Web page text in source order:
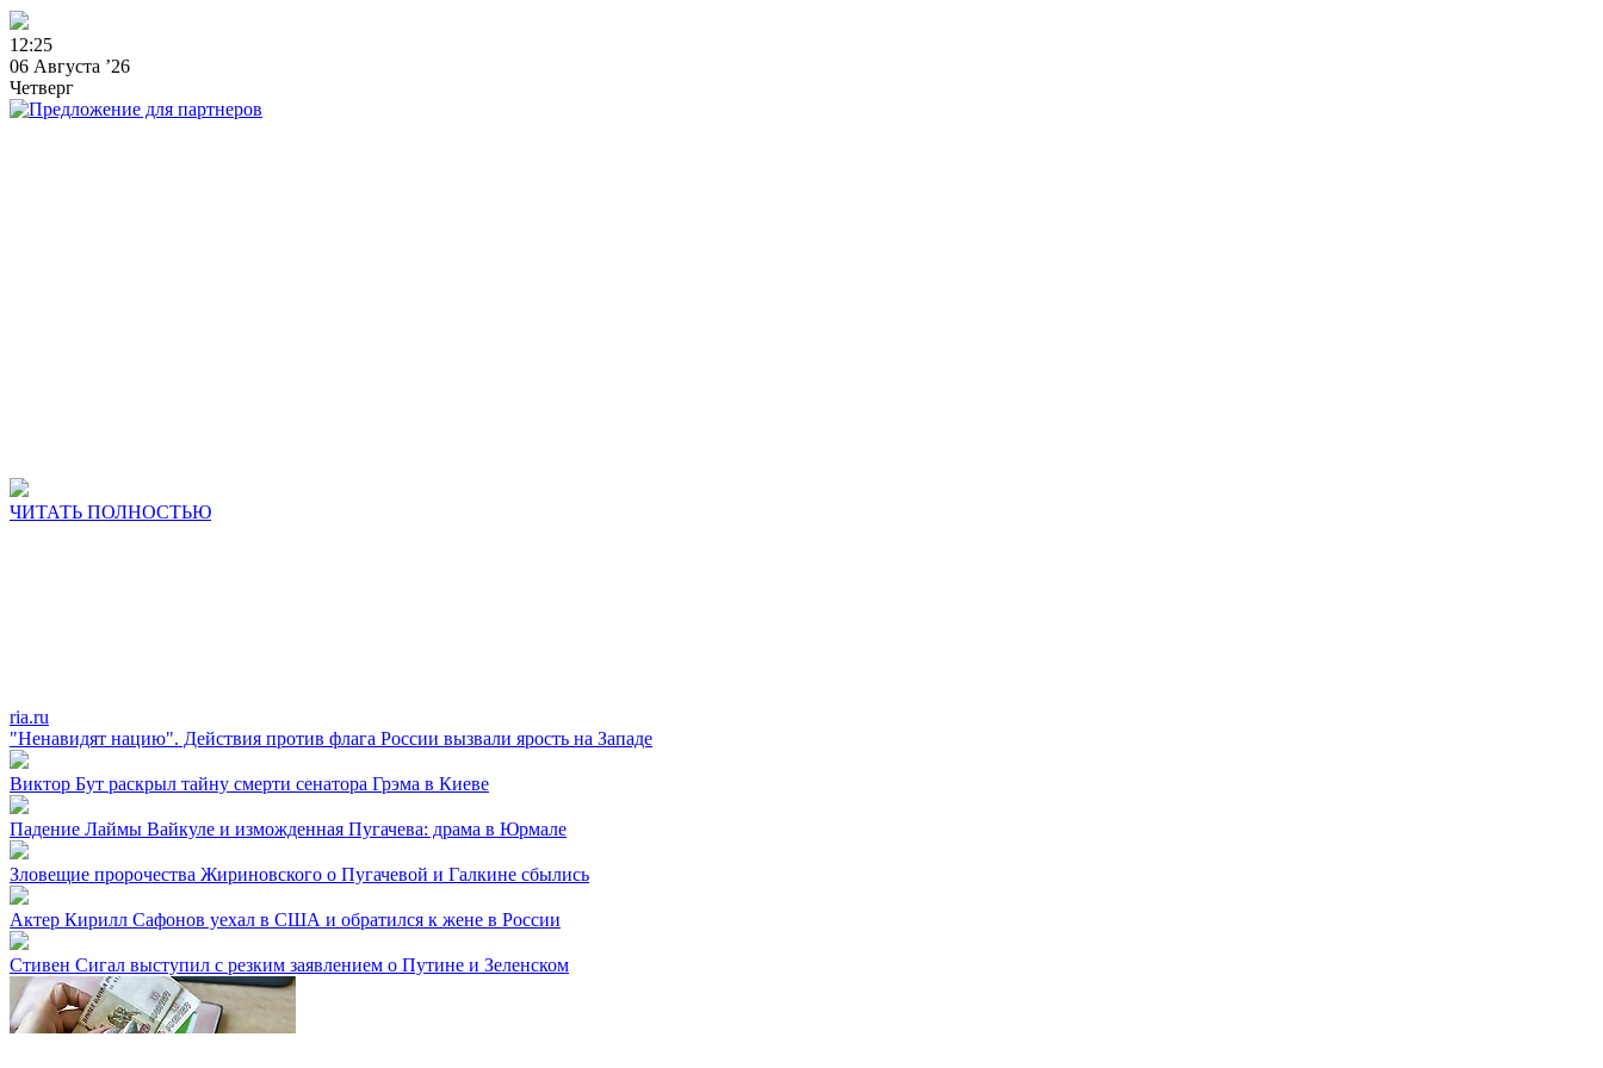
1 2:25
06 Августа ’26
Четверг
ЧИТАТЬ ПОЛНОСТЬЮ
ria.ru
"Ненавидят нацию". Действия против флага России вызвали ярость на Западе
Виктор Бут раскрыл тайну смерти сенатора Грэма в Киеве
Падение Лаймы Вайкуле и изможденная Пугачева: драма в Юрмале
Зловещие пророчества Жириновского о Пугачевой и Галкине сбылись
Актер Кирилл Сафонов уехал в США и обратился к жене в России
Стивен Сигал выступил с резким заявлением о Путине и Зеленском